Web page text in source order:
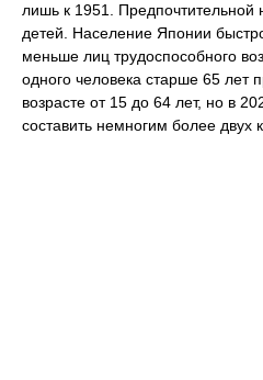
лишь к 1951.
детей. Население Японии
меньше лиц трудоспособного
одного человека старше 65 лет
возрасте от 15 до 64 лет, но в
составить немногим более двух